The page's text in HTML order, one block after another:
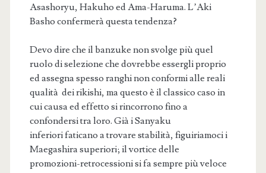
Asashoryu, Hakuho ed Ama-Haruma. L’Aki
Basho confermerà questa tendenza?
Devo dire che il banzuke non svolge più quel
ruolo di selezione che dovrebbe essergli proprio
ed assegna spesso ranghi non conformi alle reali
qualità dei rikishi, ma questo è il classico caso in
cui causa ed effetto si rincorrono fino a
confondersi tra loro. Già i Sanyaku
inferiori faticano a trovare stabilità, figuiriamoci i
Maegashira superiori; il vortice delle
promozioni-retrocessioni si fa sempre più veloce